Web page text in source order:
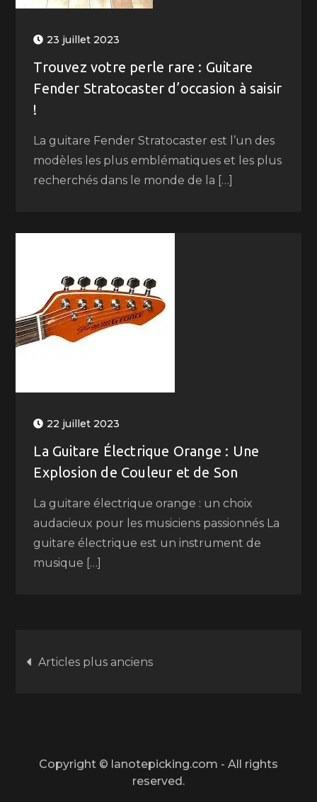
23 juillet 2023
Trouvez votre perle rare : Guitare
Fender Stratocaster d’occasion à saisir
!
La guitare Fender Stratocaster est l’un des
modèles les plus emblématiques et les plus
recherchés dans le monde de la […]
22 juillet 2023
La Guitare Électrique Orange : Une
Explosion de Couleur et de Son
La guitare électrique orange : un choix
audacieux pour les musiciens passionnés La
guitare électrique est un instrument de
musique […]
Navigation
Articles plus anciens
Copyright © lanotepicking.com - All rights
reserved.